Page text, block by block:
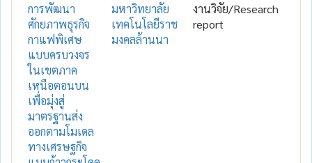
การพัฒนา
ศักยภาพธุรกิจ
กาแฟพิเศษ
แบบครบวงจร
ในเขตภาค
เหนือตอนบน
เพื่อมุ่งสู่
มาตรฐานส่ง
ออกตามโมเดล
ทางเศรษฐกิจ
มหาวิทยาลัย
เทคโนโลยีราช
มงคลล้านนา
งานวิจัย/Research
report